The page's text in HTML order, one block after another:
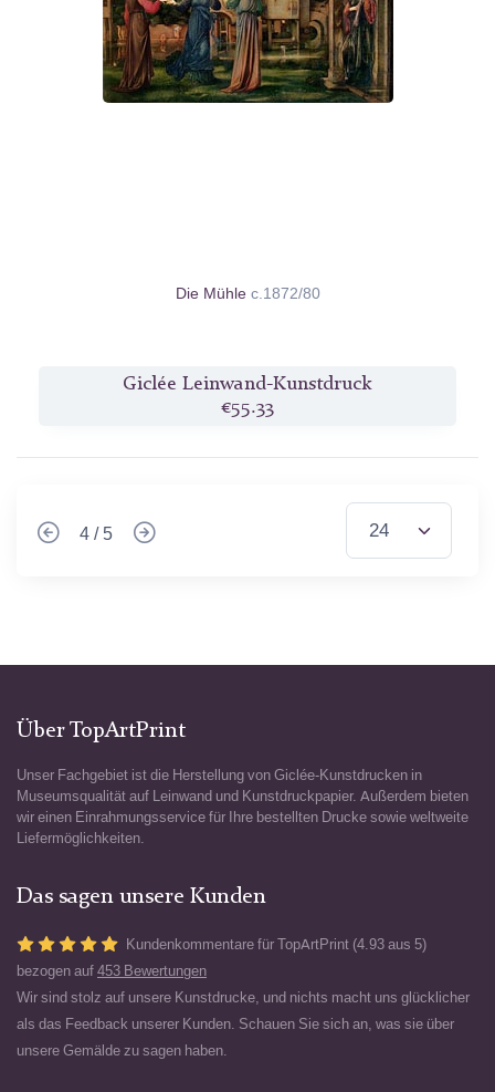
Die Mühle c.1872/80
Giclée Leinwand-Kunstdruck
€55.33
4 / 5
Über TopArtPrint
Unser Fachgebiet ist die Herstellung von Giclée-Kunstdrucken in
Museumsqualität auf Leinwand und Kunstdruckpapier. Außerdem bieten
wir einen Einrahmungsservice für Ihre bestellten Drucke sowie weltweite
Liefermöglichkeiten.
Das sagen unsere Kunden
Kundenkommentare für TopArtPrint (4.93 aus 5)
bezogen auf 453 Bewertungen
Wir sind stolz auf unsere Kunstdrucke, und nichts macht uns glücklicher
als das Feedback unserer Kunden. Schauen Sie sich an, was sie über
unsere Gemälde zu sagen haben.